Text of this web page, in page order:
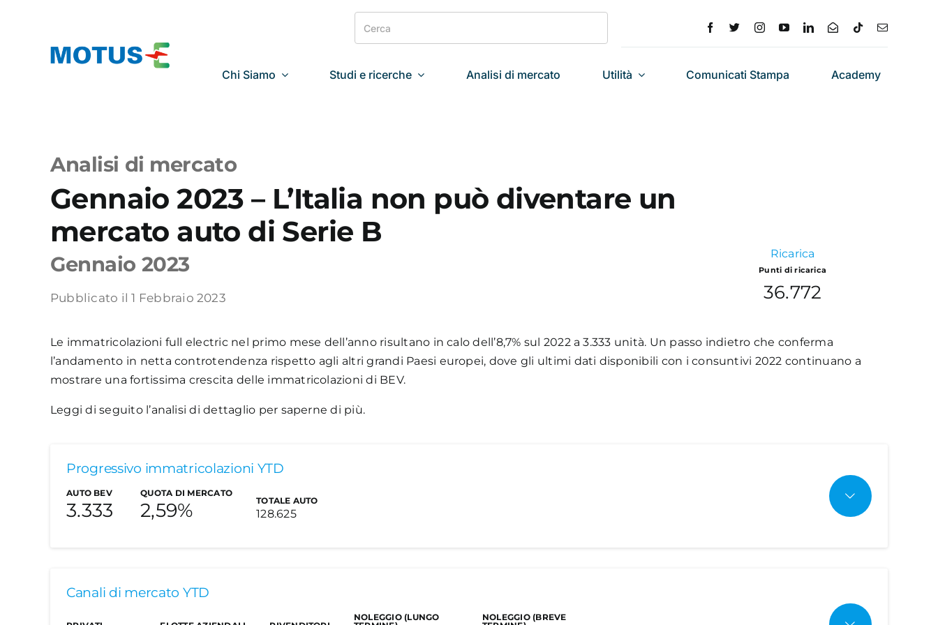
contenuto
Search
for:
Chi Siamo Studi e ricerche Analisi di mercato Utilità Comunicati Stampa Academy
Analisi di mercato
Gennaio 2023 – L’Italia non può diventare un
mercato auto di Serie B
Gennaio 2023
Pubblicato il 1 Febbraio 2023
Ricarica
Punti di ricarica
36.772
Le immatricolazioni full electric nel primo mese dell’anno risultano in calo dell’8,7% sul 2022 a 3.333 unità. Un passo indietro che conferma
l’andamento in netta controtendenza rispetto agli altri grandi Paesi europei, dove gli ultimi dati disponibili con i consuntivi 2022 continuano a
mostrare una fortissima crescita delle immatricolazioni di BEV.
Leggi di seguito l’analisi di dettaglio per saperne di più.
Progressivo immatricolazioni YTD
AUTO BEV
3.333
QUOTA DI MERCATO
2,59% TOTALE AUTO
128.625
Le auto elettriche
Canali di mercato YTD
NOLEGGIO (LUNGO
NOLEGGIO (BREVE